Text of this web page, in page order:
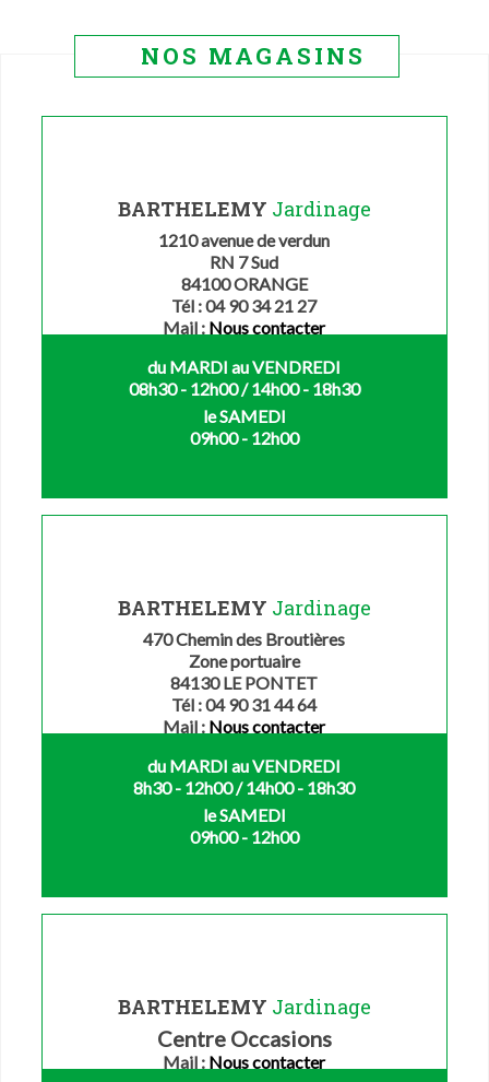
NOS MAGASINS
BARTHELEMY Jardinage
1210 avenue de verdun
RN 7 Sud
84100 ORANGE
Tél : 04 90 34 21 27
Mail : Nous contacter
du MARDI au VENDREDI
08h30 - 12h00 / 14h00 - 18h30
le SAMEDI
09h00 - 12h00
BARTHELEMY Jardinage
470 Chemin des Broutières
Zone portuaire
84130 LE PONTET
Tél : 04 90 31 44 64
Mail : Nous contacter
du MARDI au VENDREDI
8h30 - 12h00 / 14h00 - 18h30
le SAMEDI
09h00 - 12h00
BARTHELEMY Jardinage
Centre Occasions
Mail : Nous contacter